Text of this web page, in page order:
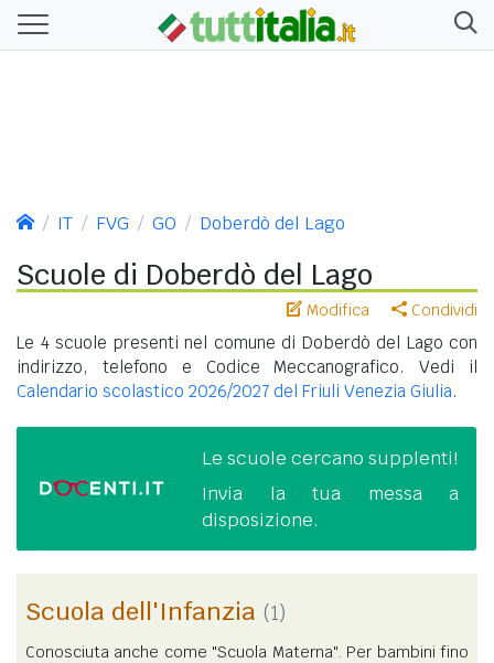
IT FVG GO Doberdò del Lago
Scuole di Doberdò del Lago
Modifica Condividi
Le 4 scuole presenti nel comune di Doberdò del Lago con
indirizzo, telefono e Codice Meccanografico. Vedi il
Calendario scolastico 2026/2027 del Friuli Venezia Giulia.
Le scuole cercano supplenti!
Invia la tua messa a
disposizione.
Scuola dell'Infanzia (1)
Conosciuta anche come "Scuola Materna". Per bambini fino